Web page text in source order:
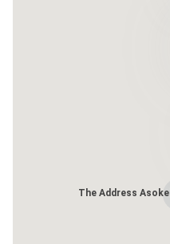
The Address Asoke